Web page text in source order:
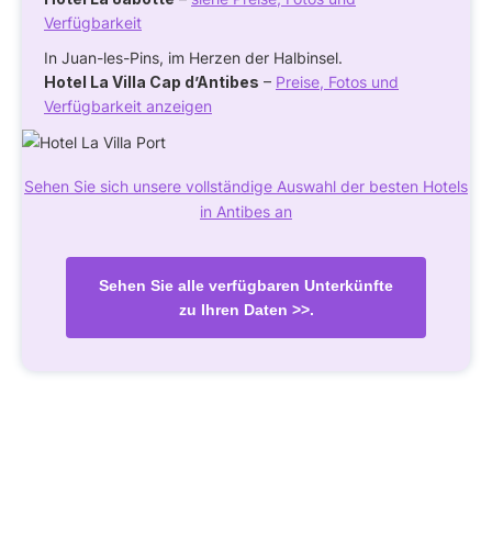
Verfügbarkeit
In Juan-les-Pins, im Herzen der Halbinsel.
Hotel La Villa Cap d’Antibes – Preise, Fotos und
Verfügbarkeit anzeigen
Sehen Sie sich unsere vollständige Auswahl der besten Hotels
in Antibes an
Sehen Sie alle verfügbaren Unterkünfte
zu Ihren Daten >>.